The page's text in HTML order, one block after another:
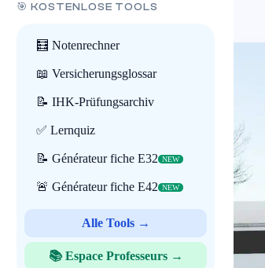
🎯 KOSTENLOSE TOOLS
🧮 Notenrechner
📖 Versicherungsglossar
📝 IHK-Prüfungsarchiv
✅ Lernquiz
📝 Générateur fiche E32 NEW
🚨 Générateur fiche E42 NEW
Alle Tools →
📚 Espace Professeurs →